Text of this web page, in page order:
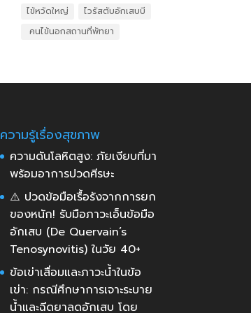
ไข้หวัดใหญ่
ไวรัสตับอักเสบบี
​ คนไข้นอกสถานที่พัทยา
ความรู้เรื่องสุขภาพ
ความดันโลหิตสูง: ภัยเงียบที่มา
พร้อมอาการปวดศีรษะ
⚠️ ปวดข้อมือเรื้อรังจากการยก
ของหนัก! รับมือภาวะเอ็นข้อมือ
อักเสบ (De Quervain’s
Tenosynovitis) ในวัย 40+
ข้อเข่าเสื่อมและภาวะน้ำในข้อ
เข่า: กรณีศึกษาการเจาะระบาย
น้ำและฉีดยาลดอักเสบ โดย